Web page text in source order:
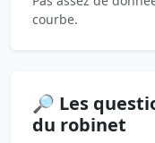
courbe.
🔎 Les
du robinet